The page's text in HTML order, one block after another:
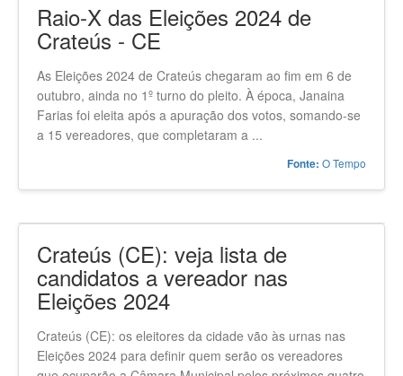
Raio-X das Eleições 2024 de
Crateús - CE
As Eleições 2024 de Crateús chegaram ao fim em 6 de
outubro, ainda no 1º turno do pleito. À época, Janaina
Farias foi eleita após a apuração dos votos, somando-se
a 15 vereadores, que completaram a ...
Fonte: O Tempo
Crateús (CE): veja lista de
candidatos a vereador nas
Eleições 2024
Crateús (CE): os eleitores da cidade vão às urnas nas
Eleições 2024 para definir quem serão os vereadores